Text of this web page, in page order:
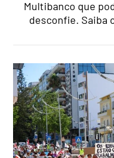
Multibanco que
desconfie. Saiba